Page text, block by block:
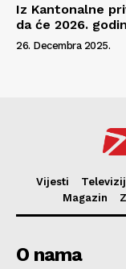
Iz Kantonalne
da će 2026.
26. Decembra 2025.
Vijesti
Magazin
O nama